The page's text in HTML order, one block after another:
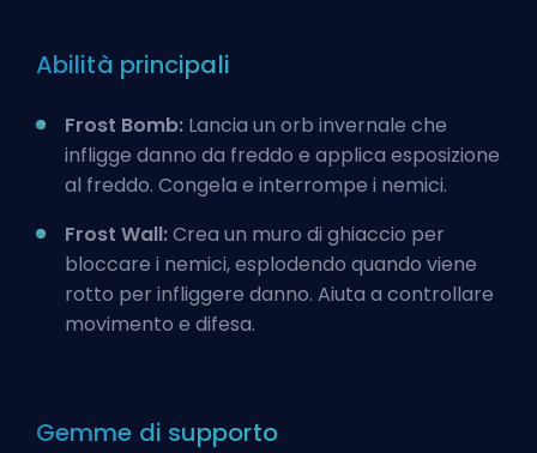
Abilità principali
Frost Bomb: Lancia un orb invernale che
infligge danno da freddo e applica esposizione
al freddo. Congela e interrompe i nemici.
Frost Wall:Crea un muro di ghiaccio per
bloccare i nemici, esplodendo quando viene
rotto per infliggere danno. Aiuta a controllare
movimento e difesa.
Gemme di supporto